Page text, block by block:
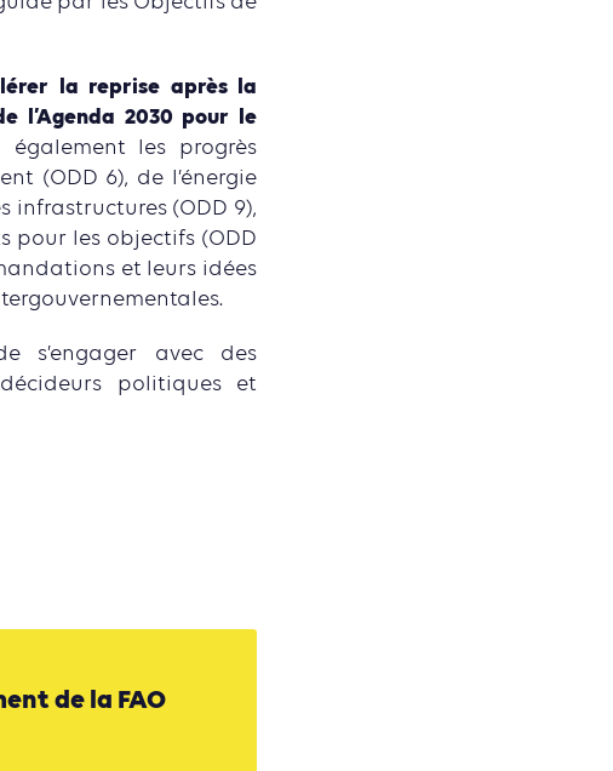
la reprise après la
l’Agenda 2030 pour le
les progrès
(ODD 6), de l’énergie
infrastructures (ODD 9),
pour les objectifs (ODD
et leurs idées
s’engager avec des
politiques et
de la FAO